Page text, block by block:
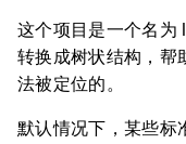
这个项目是一个名为
转换成树状结构，帮
法被定位的。
默认情况下，某些标